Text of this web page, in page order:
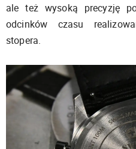
ale też wysoką precyzję
odcinków czasu
stopera.